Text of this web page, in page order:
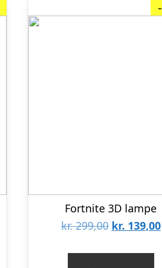
Fortnite 3D lampe
kr.299,00 Den
kr. 139,00